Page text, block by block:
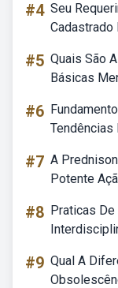
#4 Seu
Cadastrado
#5 Quais São
Básicas
#6
Tendências
#7 A
Potente
#8 Praticas De
#9 Qual A